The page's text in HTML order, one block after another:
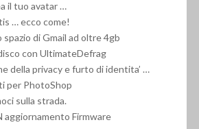
il tuo avatar …
… ecco come!
di Gmail ad oltre 4gb
con UltimateDefrag
della privacy e furto di identita’ …
per PhotoShop
sulla strada.
aggiornamento Firmware